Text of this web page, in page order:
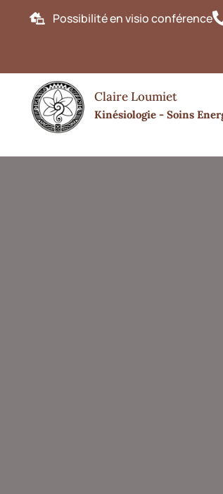
Possibilité en visio conférence
Claire Loumiet
Kinésiologie - Soins